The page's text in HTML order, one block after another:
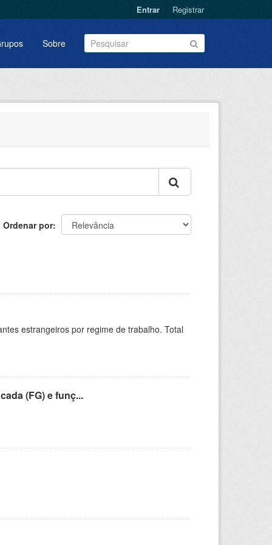
Entrar Registrar
Sobre
Ordenar por
estrangeiros por regime de trabalho. Total
(FG) e funç...